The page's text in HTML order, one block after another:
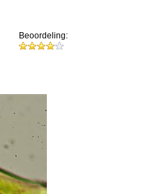
Beoordeling: